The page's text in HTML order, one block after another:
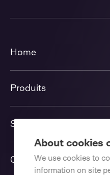
About cookies
We use cookies to
information on site
Home
Produits
Solutions
Contactez-nous